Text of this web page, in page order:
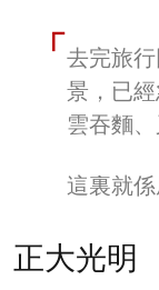
去完旅
景，已
雲吞麵、
這裏就係
正大光明